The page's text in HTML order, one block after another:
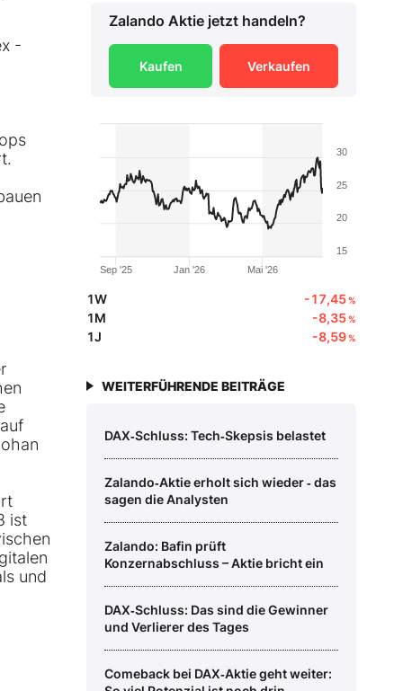
-
ist
und
Zalando Aktie jetzt handeln?
Kaufen Verkaufen
Jan '26
Sep '25 Mai '26
15
20
25
30
1W -17,45%
1M -8,35%
1J -8,59%
WEITERFÜHRENDE BEITRÄGE
DAX‑Schluss: Tech‑Skepsis belastet
Zalando‑Aktie erholt sich wieder ‑ das
sagen die Analysten
Zalando: Bafin prüft
Konzernabschluss – Aktie bricht ein
DAX‑Schluss: Das sind die Gewinner
und Verlierer des Tages
Comeback bei DAX‑Aktie geht weiter: